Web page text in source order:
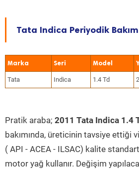
Tata Indica Periyodik Bakım
Marka Seri Model
Tata Indica 1.4 Td
Pratik araba; 2011 Tata Indica 1.4
bakımında, üreticinin tavsiye ettiği
( API - ACEA - ILSAC) kalite
motor yağ kullanır. Değişim